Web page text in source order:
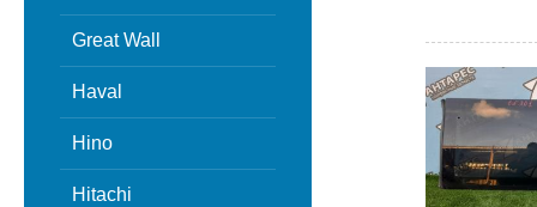
Great Wall
Haval
Hino
Hitachi